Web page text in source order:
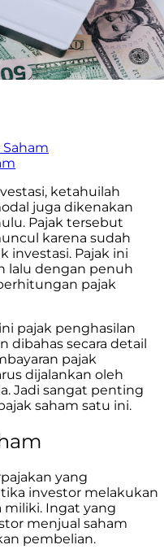
ketahuilah
juga dikenakan
Pajak tersebut
karena sudah
investasi. Pajak ini
lalu dengan penuh
pajak
pajak penghasilan
dibahas secara detail
pajak
dijalankan oleh
Jadi sangat penting
saham satu ini.
yang
investor melakukan
miliki. Ingat yang
menjual saham
pembelian.